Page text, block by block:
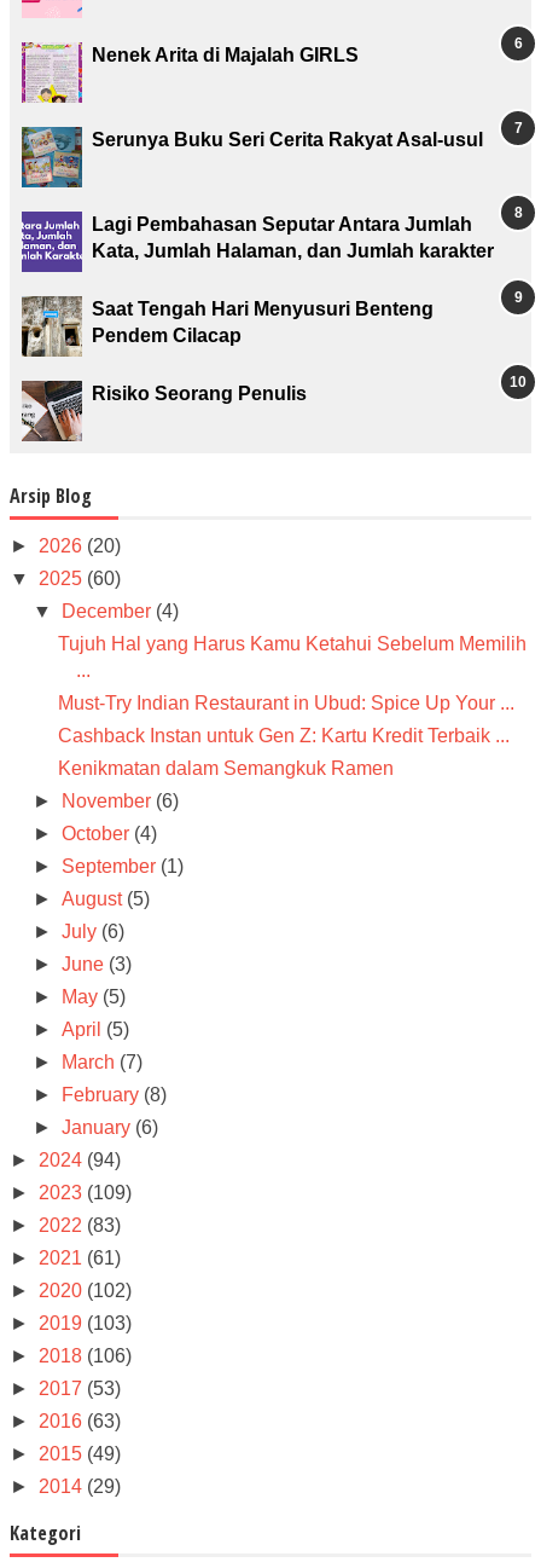
Nenek Arita di Majalah GIRLS
Serunya Buku Seri Cerita Rakyat Asal-usul
Lagi Pembahasan Seputar Antara Jumlah
Kata, Jumlah Halaman, dan Jumlah karakter
Saat Tengah Hari Menyusuri Benteng
Pendem Cilacap
Risiko Seorang Penulis
Arsip Blog
► 2026 (20)
▼ 2025 (60)
▼
December (4)
Tujuh Hal yang Harus Kamu Ketahui Sebelum Memilih
...
Must-Try Indian Restaurant in Ubud: Spice Up Your ...
Cashback Instan untuk Gen Z: Kartu Kredit Terbaik ...
Kenikmatan dalam Semangkuk Ramen
►
November (6)
►October (4)
► September (1)
►August (5)
►July (6)
►June (3)
►
May (5)
►April (5)
►
March (7)
►
February (8)
►January (6)
► 2024 (94)
► 2023 (109)
► 2022 (83)
► 2021 (61)
► 2020 (102)
► 2019 (103)
► 2018 (106)
► 2017 (53)
► 2016 (63)
► 2015 (49)
► 2014 (29)
Kategori